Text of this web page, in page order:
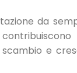
da
e